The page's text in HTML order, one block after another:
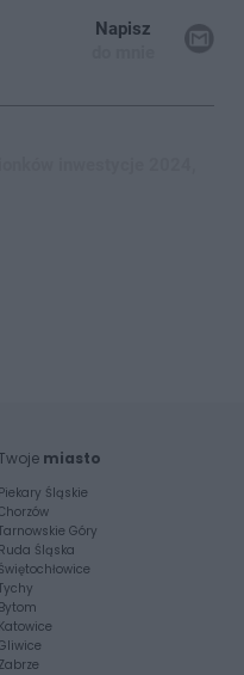
Napisz
Twoje miasto
Piekary Śląskie
Góry
Ruda Śląska
Świętochłowice
Bytom
Katowice
Zabrze